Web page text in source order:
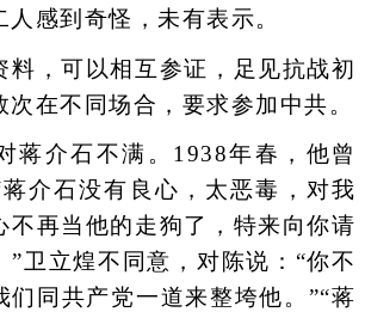
感到奇怪，未有表示。
，可以相互参证，足见抗战初
在不同场合，要求参加中共。
介石不满。1938年春，他曾
介石没有良心，太恶毒，对我
不再当他的走狗了，特来向你请
”卫立煌不同意，对陈说：“你不
们同共产党一道来整垮他。”“蒋